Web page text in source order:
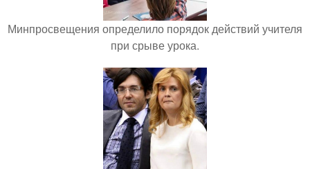
Минпросвещения определило порядок действий учителя
при срыве урока.